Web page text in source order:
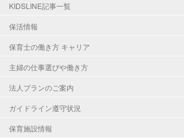
KIDSLINE記事一覧
保活情報
保育士の働き方 キャリア
主婦の仕事選びや働き方
法人プランのご案内
ガイドライン遵守状況
保育施設情報